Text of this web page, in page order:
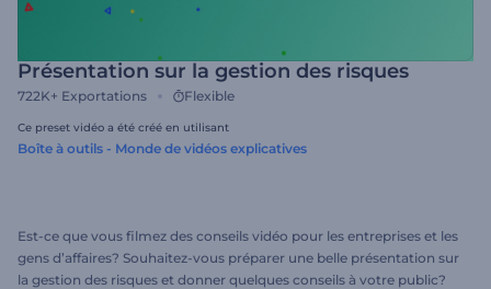
Présentation sur la gestion des risques
722K+ Exportations Flexible
Ce preset vidéo a été créé en utilisant
Boîte à outils - Monde de vidéos explicatives
Est-ce que vous filmez des conseils vidéo pour les entreprises et les
gens d’affaires? Souhaitez-vous préparer une belle présentation sur
la gestion des risques et donner quelques conseils à votre public?